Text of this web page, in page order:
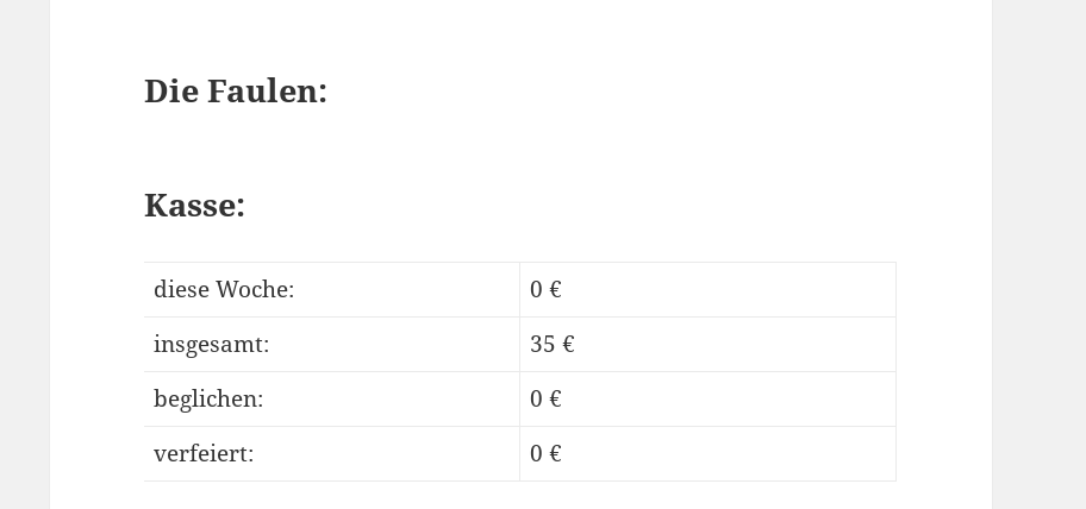
Die Faulen:
Kasse:
diese Woche:
0 €
insgesamt:
35 €
beglichen:
0 €
verfeiert:
0 €